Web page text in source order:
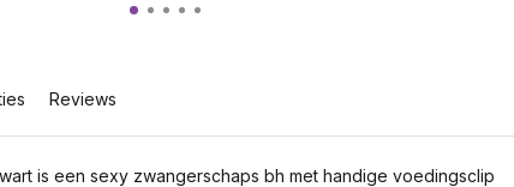
Reviews
is een sexy zwangerschaps bh met handige voedingsclip